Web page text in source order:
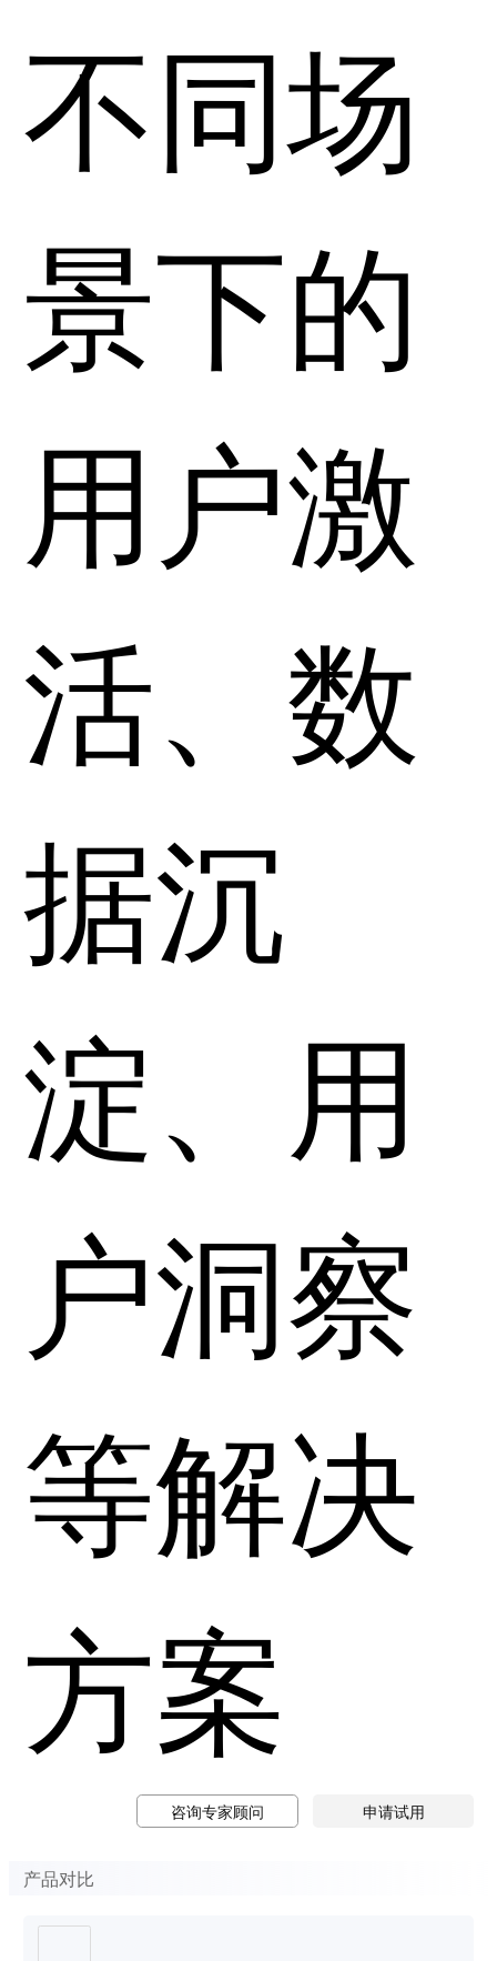
不同场
景下的
用户激
活、数
据沉
淀、用
户洞察
等解决
方案
咨询专家顾问 申请试用
产品对比